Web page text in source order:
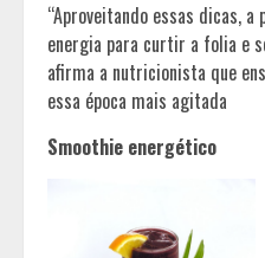
“Aproveitando essas dicas,
energia para curtir a folia e
afirma a nutricionista que
essa época mais agitada
Smoothie energético